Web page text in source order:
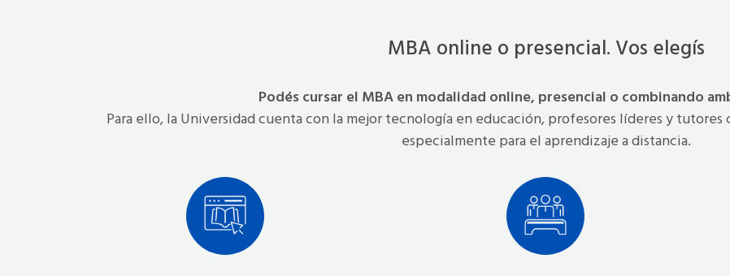
MBA online o presencial. Vos elegís
Podés cursar el MBA en modalidad online, presencial o combinando
Para ello, la Universidad cuenta con la mejor tecnología en educación, profesores líderes y tutores
especialmente para el aprendizaje a distancia.